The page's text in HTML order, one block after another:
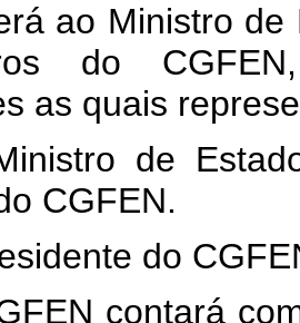
ao Ministro
do
as quais
de
CGFEN.
do
contará